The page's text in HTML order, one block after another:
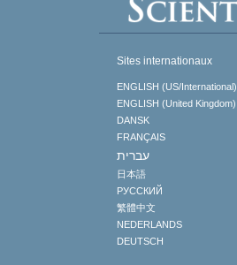
Sites internationaux
ENGLISH (US/International)
ENGLISH (United Kingdom)
DANSK
FRANÇAIS
עברית
日本語
РУССКИЙ
繁體中文
NEDERLANDS
DEUTSCH